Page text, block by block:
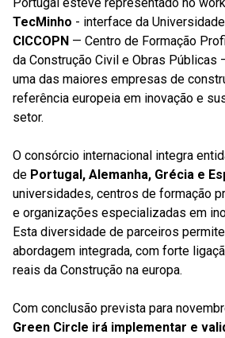
Portugal esteve representado no
TecMinho - interface da
CICCOPN — Centro de Formação
da Construção Civil e Obras Públicas
uma das maiores empresas de
referência europeia em inovação e
setor.
O consórcio internacional integra
de Portugal, Alemanha, Grécia e
universidades, centros de formação
e organizações especializadas em
Esta diversidade de parceiros
abordagem integrada, com forte
reais da Construção na europa.
Com conclusão prevista para
Green Circle irá implementar e